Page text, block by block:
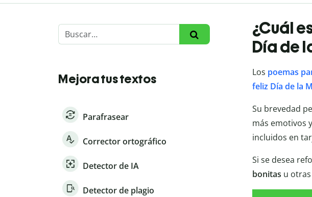
Mejora tus textos
Parafrasear
Corrector ortográfico
Detector de IA
Detector de plagio
¿Cuál
Día de
Los poemas
feliz Día de la
Su brevedad
más emotivos
incluidos en
Si se desea
bonitas u otras